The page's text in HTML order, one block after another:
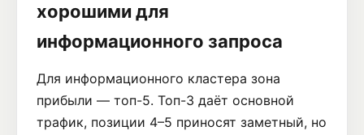
хорошими для
информационного запроса
Для информационного кластера зона
прибыли — топ-5. Топ-3 даёт основной
трафик, позиции 4–5 приносят заметный, но